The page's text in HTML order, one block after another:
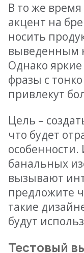
В то же время
акцент на
носить
выведенным
Однако
фразы с
привлекут
Цель –
что будет
банальных
вызывают
предложите
такие
будут
Тестовый